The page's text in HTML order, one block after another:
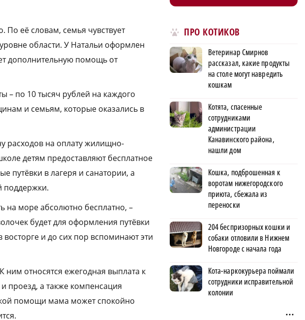
По её словам, семья чувствует
области. У Натальи оформлен
дополнительную помощь от
– по 10 тысяч рублей на каждого
и семьям, которые оказались в
расходов на оплату жилищно-
детям предоставляют бесплатное
путёвки в лагеря и санатории, а
поддержки.
на море абсолютно бесплатно, –
будет для оформления путёвки
и до сих пор вспоминают эти
ним относятся ежегодная выплата к
проезд, а также компенсация
помощи мама может спокойно
ПРО КОТИКОВ
Ветеринар Смирнов
рассказал, какие продукты
на столе могут навредить
кошкам
Котята, спасенные
сотрудниками
администрации
Канавинского района,
нашли дом
Кошка, подброшенная к
воротам нижегородского
приюта, сбежала из
переноски
204 беспризорных кошки и
собаки отловили в Нижнем
Новгороде с начала года
Кота-наркокурьера поймали
сотрудники исправительной
колонии